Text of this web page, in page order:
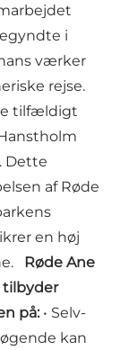
i
værker
rejse.
tilfældigt
Dette
af Røde
en høj
Røde Ane
tilbyder
på: • Selv-
kan